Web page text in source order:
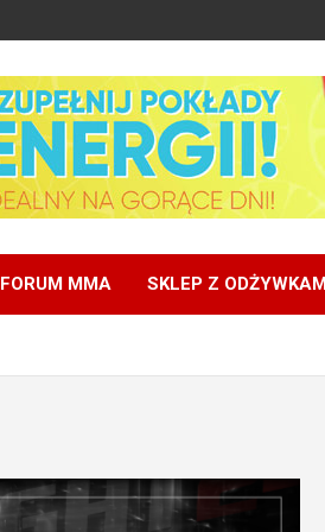
FORUM MMA SKLEP Z